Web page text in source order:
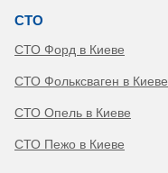
СТО
СТО Форд в Киеве
СТО Фольксваген в Киеве
СТО Опель в Киеве
СТО Пежо в Киеве